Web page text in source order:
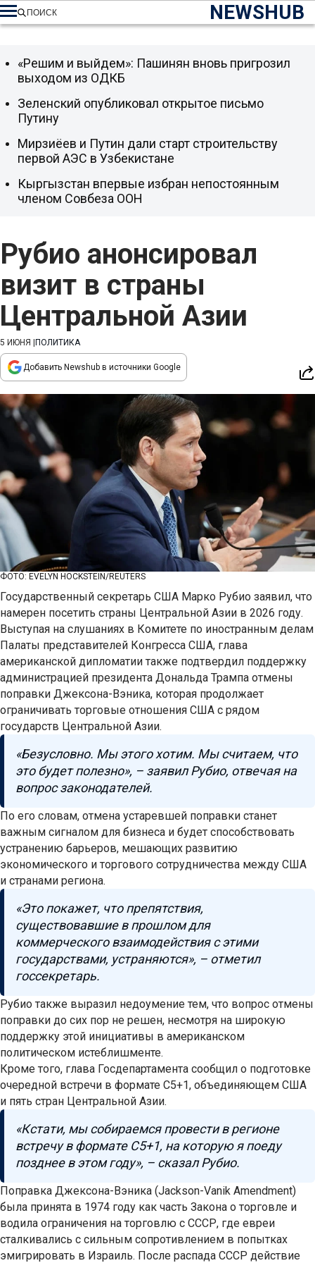
NEWSHUB
ПОИСК
Рубио анонсировал
визит в страны
Центральной Азии
5 ИЮНЯ ПОЛИТИКА
Добавить Newshub в источники Google
ФОТО: EVELYN HOCKSTEIN/REUTERS
Государственный секретарь США Марко Рубио заявил, что
намерен посетить страны Центральной Азии в 2026 году.
Выступая на слушаниях в Комитете по иностранным делам
Палаты представителей Конгресса США, глава
американской дипломатии также подтвердил поддержку
администрацией президента Дональда Трампа отмены
поправки Джексона-Вэника, которая продолжает
ограничивать торговые отношения США с рядом
государств Центральной Азии.
«Безусловно. Мы этого хотим. Мы считаем, что
это будет полезно», – заявил Рубио, отвечая на
вопрос законодателей.
По его словам, отмена устаревшей поправки станет
важным сигналом для бизнеса и будет способствовать
устранению барьеров, мешающих развитию
экономического и торгового сотрудничества между США
и странами региона.
«Это покажет, что препятствия,
существовавшие в прошлом для
коммерческого взаимодействия с этими
государствами, устраняются», – отметил
госсекретарь.
Рубио также выразил недоумение тем, что вопрос отмены
поправки до сих пор не решен, несмотря на широкую
поддержку этой инициативы в американском
политическом истеблишменте.
Кроме того, глава Госдепартамента сообщил о подготовке
очередной встречи в формате C5+1, объединяющем США
и пять стран Центральной Азии.
«Кстати, мы собираемся провести в регионе
встречу в формате C5+1, на которую я поеду
позднее в этом году», – сказал Рубио.
Поправка Джексона-Вэника (Jackson-Vanik Amendment)
была принята в 1974 году как часть Закона о торговле и
водила ограничения на торговлю с СССР, где евреи
сталкивались с сильным сопротивлением в попытках
эмигрировать в Израиль. После распада СССР действие
«Решим и выйдем»: Пашинян вновь пригрозил
выходом из ОДКБ
Зеленский опубликовал открытое письмо
Путину
Мирзиёев и Путин дали старт строительству
первой АЭС в Узбекистане
Кыргызстан впервые избран непостоянным
членом Совбеза ООН